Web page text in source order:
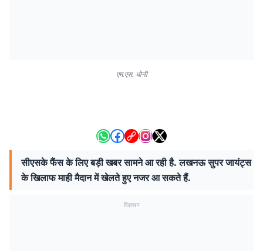
एम.एस. धोनी
सीएसके फैंस के लिए बड़ी खबर सामने आ रही है. लखनऊ सुपर जायंट्स
के खिलाफ माही मैदान में खेलते हुए नजर आ सकते हैं.
विज्ञापन